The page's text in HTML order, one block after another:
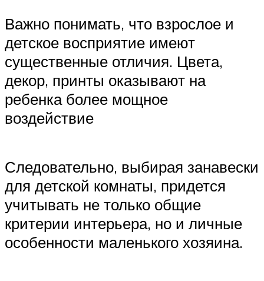
Важно понимать, что взрослое и
детское восприятие имеют
существенные отличия. Цвета,
декор, принты оказывают на
ребенка более мощное
воздействие
Следовательно, выбирая занавески
для детской комнаты, придется
учитывать не только общие
критерии интерьера, но и личные
особенности маленького хозяина.